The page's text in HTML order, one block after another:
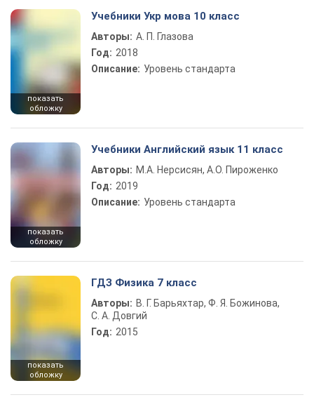
показать
обложку
Учебники Укр мова 10 класс
Авторы: А. П. Глазова
Год: 2018
Описание: Уровень стандарта
показать
обложку
Учебники Английский язык 11 класс
Авторы: М.А. Нерсисян, А.О. Пироженко
Год: 2019
Описание: Уровень стандарта
показать
обложку
ГДЗ Физика 7 класс
Авторы: В. Г. Барьяхтар, Ф. Я. Божинова,
С. А. Довгий
Год: 2015